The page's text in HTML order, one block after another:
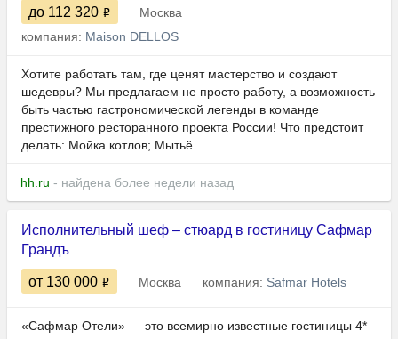
до 112 320
Москва
компания: Maison DELLOS
Хотите работать там, где ценят мастерство и создают
шедевры? Мы предлагаем не просто работу, а возможность
быть частью гастрономической легенды в команде
престижного ресторанного проекта России! Что предстоит
делать: Мойка котлов; Мытьё...
hh.ru - найдена более недели назад
Исполнительный шеф – стюард в гостиницу Сафмар
Грандъ
от 130 000 Москва компания: Safmar Hotels
«Сафмар Отели» — это всемирно известные гостиницы 4*